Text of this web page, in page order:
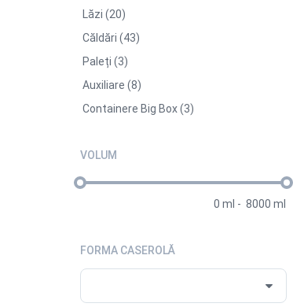
Lăzi (20)
Căldări (43)
Paleți (3)
Auxiliare (8)
Containere Big Box(3)
VOLUM
0 ml - 8000 ml
FORMA CASEROLĂ